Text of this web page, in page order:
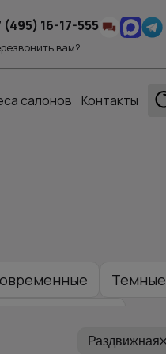
(495) 16-17-555
вам?
салонов Контакты
Темные
Раздвижная